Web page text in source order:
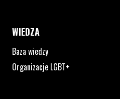
WIEDZA
Baza wiedzy
Organizacje LGBT+